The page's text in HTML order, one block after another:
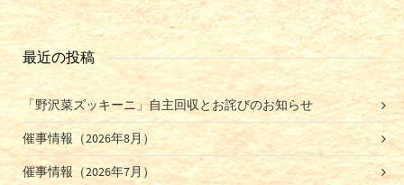
最近の投稿
「野沢菜ズッキーニ」自主回収とお詫びのお知らせ
催事情報（2026年8月）
催事情報（2026年7月）